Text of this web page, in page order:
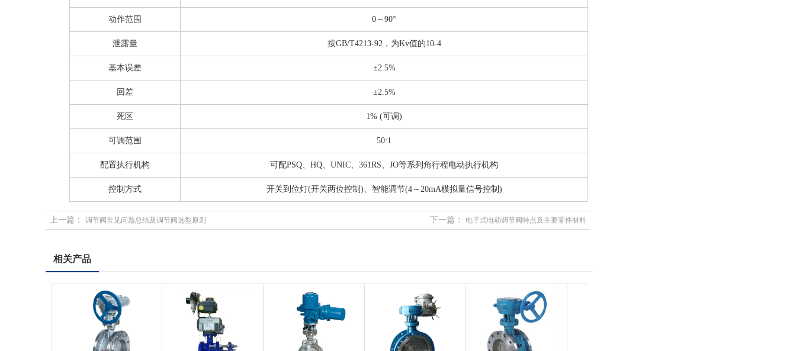
动作范围 0～90°
泄露量 按GB/T4213-92，为Kv值的10-4
基本误差 ±2.5%
回差 ±2.5%
死区 1% (可调)
可调范围 50:1
配置执行机构 可配PSQ、HQ、UNIC、361RS、JO等系列角行程电动执行机构
控制方式 开关到位灯(开关两位控制)、智能调节(4～20mA模拟量信号控制)
下一篇： 电子式电动调节阀特点及主要零件材料
上一篇： 调节阀常见问题总结及调节阀选型原则
相关产品